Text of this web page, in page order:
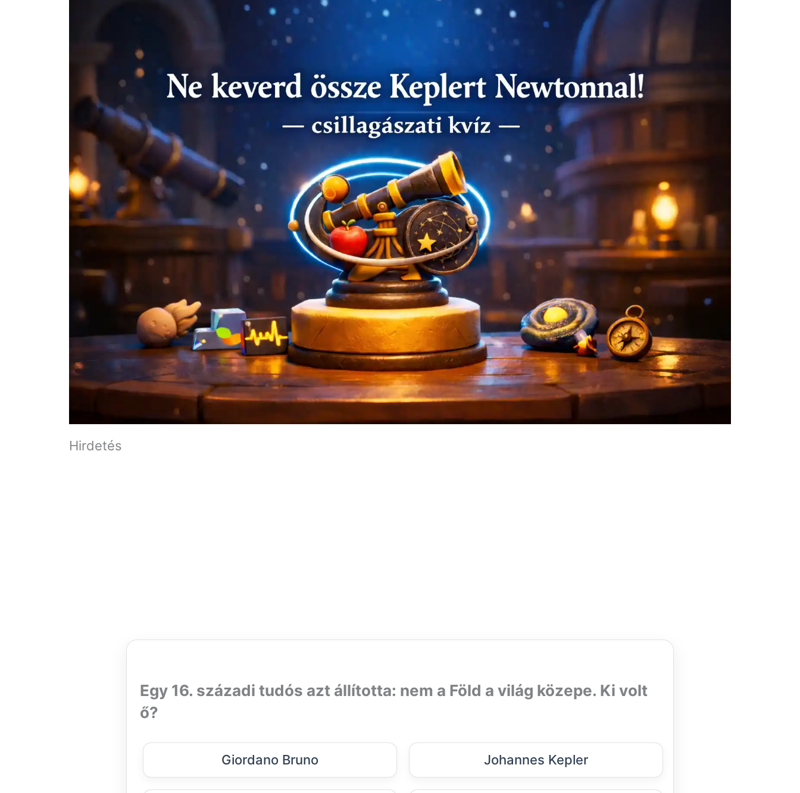
Hirdetés
Egy 16. századi tudós azt állította: nem a Föld a világ közepe. Ki volt
ő?
Giordano Bruno Johannes Kepler